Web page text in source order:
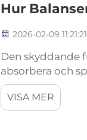
Hur
2026-02-09 11:21:21
Den skyddande
absorbera och
munskyddet
VISA MER